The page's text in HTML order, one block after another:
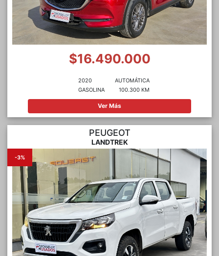
$16.490.000
2020
GASOLINA
AUTOMÁTICA
100.300 KM
Ver Más
PEUGEOT
LANDTREK
-3%